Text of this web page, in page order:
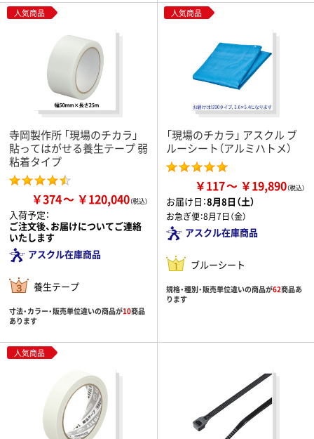
人気商品
寺岡製作所 「現場のチカラ」
貼ってはがせる養生テープ 弱
粘着タイプ
￥374 ￥120,040
入荷予定：
ご注文後、お届けについてご連絡
いたします
アスクル在庫商品
養生テープ
寸法・カラー・販売単位違いの商品が10商品
あります
人気商品
「現場のチカラ」 アスクル ブ
ルーシート（アルミハトメ）
￥117 ￥19,890
お届け日：8月8日（土）
お急ぎ便：8月7日（金）
アスクル在庫商品
ブルーシート
規格・種別・販売単位違いの商品が62商品あ
ります
人気商品